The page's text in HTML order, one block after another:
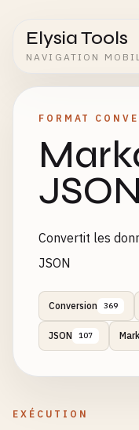
Elysia Tools
NAVIGATION
FORMAT
JSON
Convertit les
JSON
Conversion 369
JSON 107
EXÉCUTION